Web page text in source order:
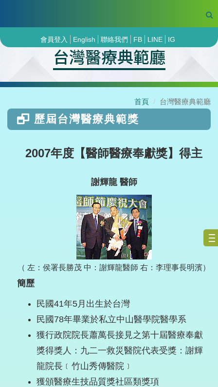
會員登入 English 聯絡我們 FB LINE IG
台灣醫療典範廳
首頁 台灣醫療典範廳
歷屆台灣醫療典範獎
2007年度【醫師醫療奉獻獎】得主
謝輝龍 醫師
（ 左：侯署長勝茂 中：謝輝龍醫師 右：李理事長明濱）
簡歷
民國41年5月出生於台灣
民國78年畢業於私立中山醫學院醫學系
獲行政院院長蕭萬長接見之第十屆醫療奉獻
獎得獎人：九二一救災醫院代表受獎：謝輝
龍院長﹝竹山秀傳醫院﹞
獲頒醫療生技品質獎社區類獎項